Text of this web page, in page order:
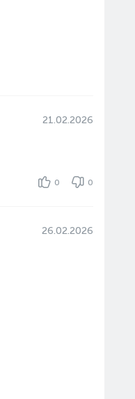
461
21.02.2026
0 0
26.02.2026